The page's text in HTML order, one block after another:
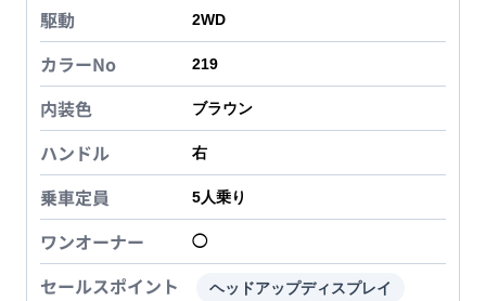
駆動 2WD
カラーNo 219
内装色 ブラウン
ハンドル 右
乗車定員 5人乗り
ワンオーナー ◯
セールスポイント ヘッドアップディスプレイ